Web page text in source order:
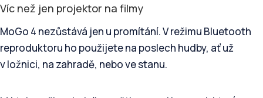
Víc než jen projektor na filmy
MoGo 4 nezůstává jen u promítání. V režimu Bluetooth
reproduktoru ho použijete na poslech hudby, ať už
v ložnici, na zahradě, nebo ve stanu.